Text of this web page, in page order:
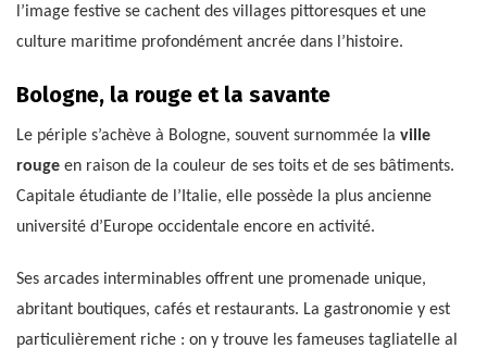
l’image festive se cachent des villages pittoresques et une
culture maritime profondément ancrée dans l’histoire.
Bologne, la rouge et la savante
Le périple s’achève à Bologne, souvent surnommée la ville
rouge en raison de la couleur de ses toits et de ses bâtiments.
Capitale étudiante de l’Italie, elle possède la plus ancienne
université d’Europe occidentale encore en activité.
Ses arcades interminables offrent une promenade unique,
abritant boutiques, cafés et restaurants. La gastronomie y est
particulièrement riche : on y trouve les fameuses tagliatelle al